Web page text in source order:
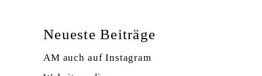
Neueste Beiträge
AM auch auf Instagram